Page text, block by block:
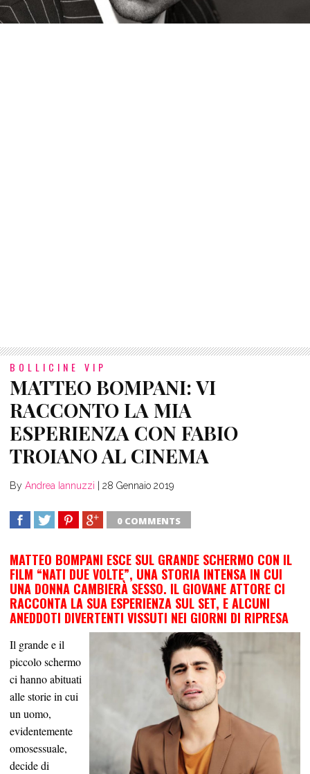
BOLLICINE VIP
MATTEO BOMPANI: VI
RACCONTO LA MIA
ESPERIENZA CON FABIO
TROIANO AL CINEMA
By Andrea Iannuzzi 28 Gennaio 2019
0 COMMENTS
MATTEO BOMPANI ESCE SUL GRANDE SCHERMO CON IL
FILM “NATI DUE VOLTE”, UNA STORIA INTENSA IN CUI
UNA DONNA CAMBIERÀ SESSO. IL GIOVANE ATTORE CI
RACCONTA LA SUA ESPERIENZA SUL SET, E ALCUNI
ANEDDOTI DIVERTENTI VISSUTI NEI GIORNI DI RIPRESA
Il grande e il
piccolo schermo
ci hanno abituati
alle storie in cui
un uomo,
evidentemente
omosessuale,
decide di